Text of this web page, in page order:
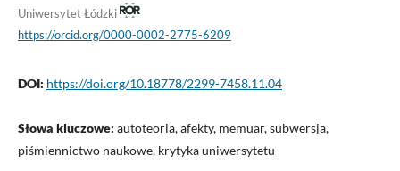
Uniwersytet Łódzki
https://orcid.org/0000-0002-2775-6209
DOI: https://doi.org/10.18778/2299-7458.11.04
Słowa kluczowe: autoteoria, afekty, memuar, subwersja,
piśmiennictwo naukowe, krytyka uniwersytetu